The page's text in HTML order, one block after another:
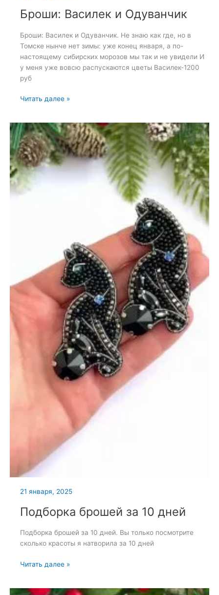
Броши: Василек и Одуванчик
Броши: Василек и Одуванчик. Не знаю как где, но в
Томске нынче нет зимы: уже конец января, а по-
настоящему сибирских морозов мы так и не увидели И
у меня уже вовсю распускаются цветы Василек-1200
руб
Броши:
Одуванчик
Читать далее »
21 января, 2025
Подборка брошей за 10 дней
Подборка брошей за 10 дней. Вы только посмотрите
сколько красоты я натворила за 10 дней
Подборка
Читать далее »